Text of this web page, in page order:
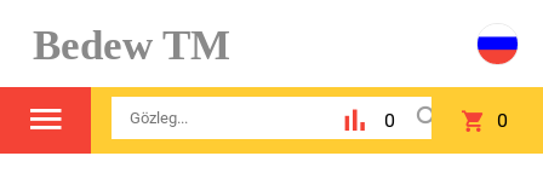
Bedew TM
0 0